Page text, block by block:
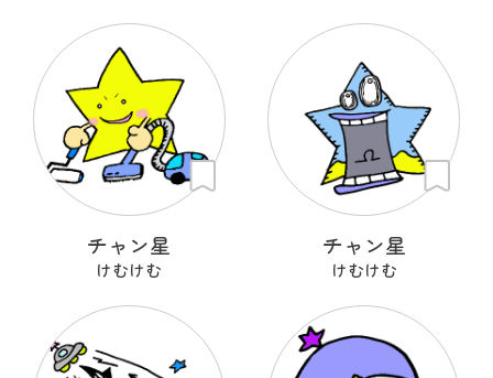
チャン星
けむけむ
チャン星
けむけむ